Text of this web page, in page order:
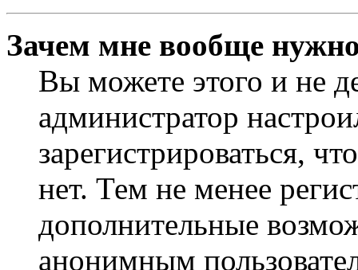
Зачем мне вообще
Вы можете этого и не
администратор
зарегистрироваться,
нет. Тем не менее
дополнительные
анонимным